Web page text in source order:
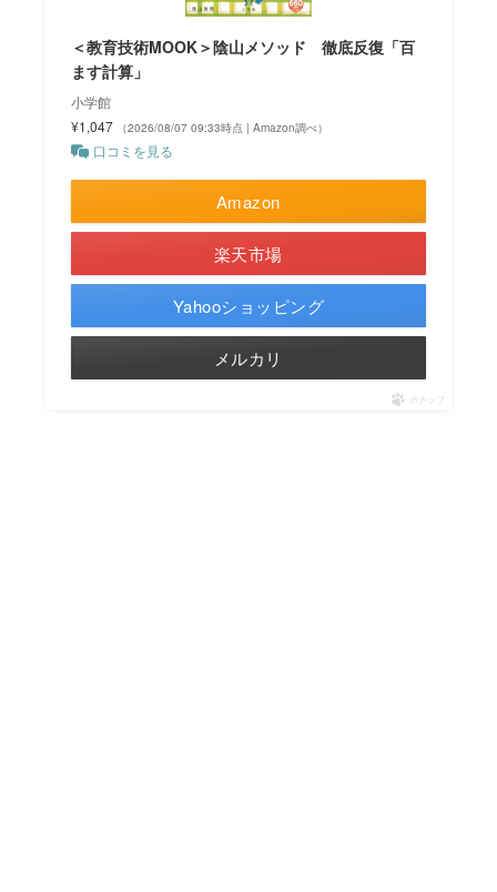
＜教育技術MOOK＞陰山メソッド 徹底反復「百
ます計算」
小学館
¥1,047
（2026/08/07 09:33時点 | Amazon調べ）
口コミを見る
Amazon
楽天市場
Yahooショッピング
メルカリ
ポチップ